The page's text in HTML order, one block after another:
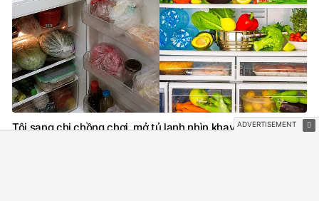
Tôi sang chị chồng chơi, mở tủ lạnh nhìn khay trứng nhà chị